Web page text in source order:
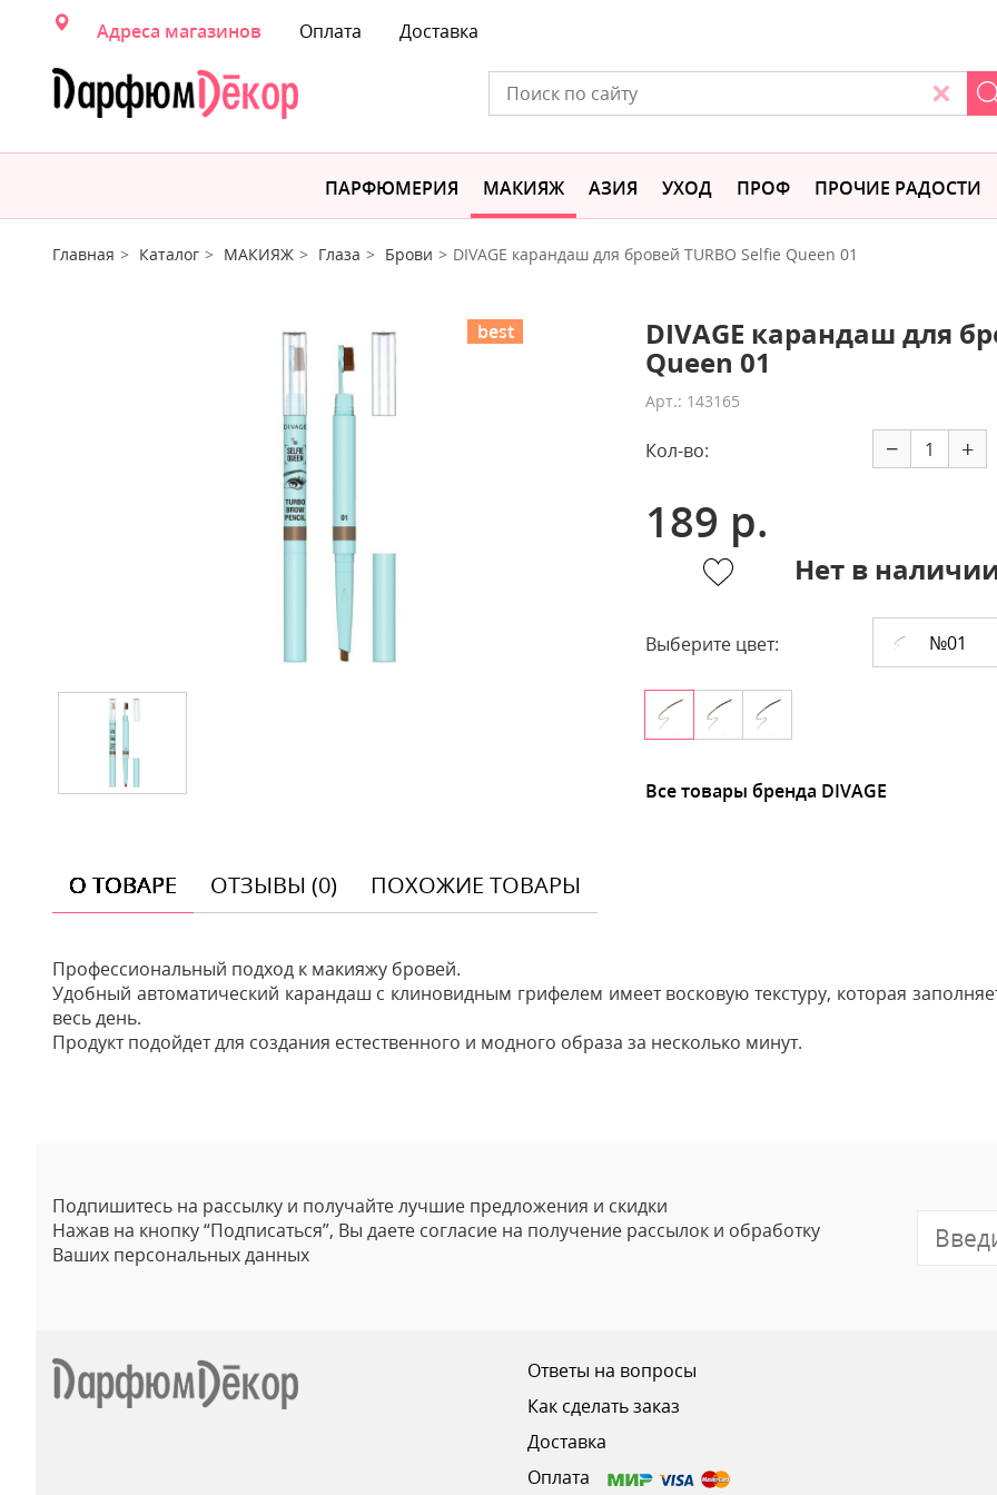
Адреса магазинов Оплата Доставка
ПАРФЮМЕРИЯ МАКИЯЖ АЗИЯ УХОД ПРОФ ПРОЧИЕ РАДОСТИ
Главная Каталог МАКИЯЖ Глаза Брови DIVAGE карандаш для бровей TURBO Selfie Queen 01
best DIVAGE карандаш для
Queen 01
Арт.: 143165
Кол-во: − +
189 р.
Нет в
Выберите цвет: №01
Все товары бренда DIVAGE
О ТОВАРЕ ОТЗЫВЫ (0) ПОХОЖИЕ ТОВАРЫ
Профессиональный подход к макияжу бровей.
Удобный автоматический карандаш с клиновидным грифелем имеет восковую текстуру, которая
весь день.
Продукт подойдет для создания естественного и модного образа за несколько минут.
Подпишитесь на рассылку и получайте лучшие предложения и скидки
Нажав на кнопку “Подписаться”, Вы даете согласие на получение рассылок и обработку
Ваших персональных данных
Ответы на вопросы
Как сделать заказ
Доставка
Оплата